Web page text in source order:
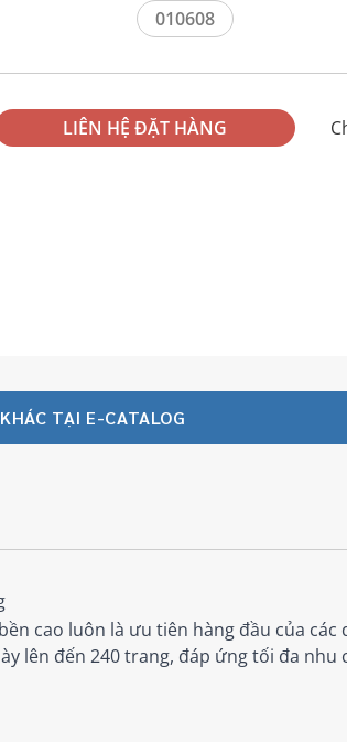
010608
LIÊN HỆ ĐẶT HÀNG
TẠI E-CATALOG
cao luôn là ưu tiên hàng đầu của các
lên đến 240 trang, đáp ứng tối đa